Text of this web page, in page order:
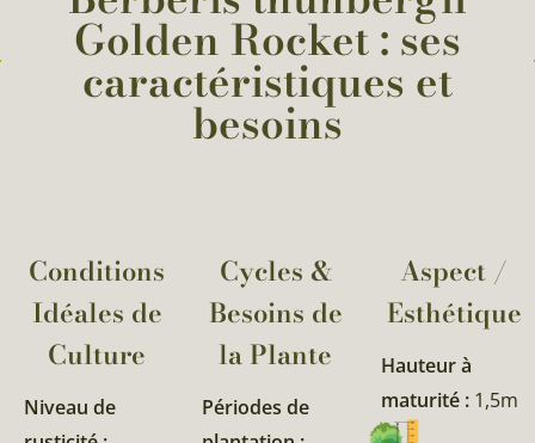
Golden Rocket : ses
caractéristiques et
besoins
Conditions
Idéales de
Culture
Niveau de
Cycles &
Besoins de
la Plante​
Périodes de
Aspect /
Esthétique
Hauteur à
maturité : 1,5m